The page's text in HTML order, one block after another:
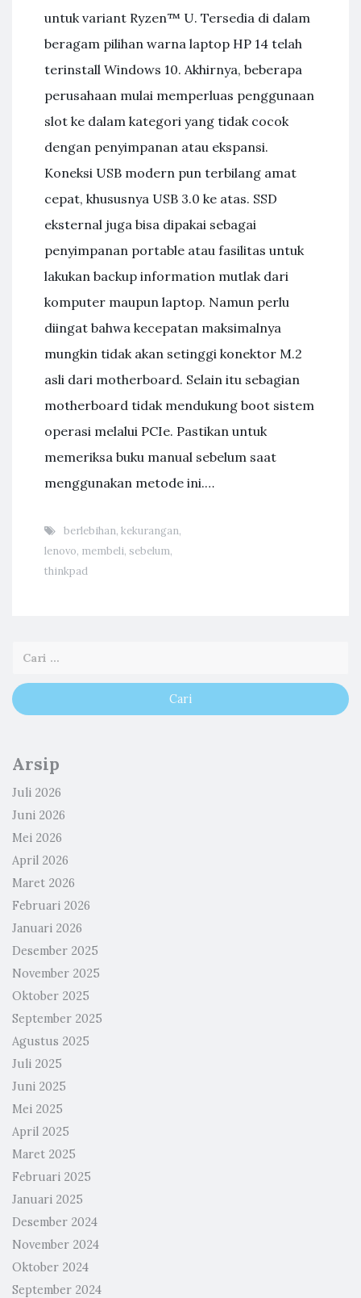
untuk variant Ryzen™ U. Tersedia di dalam
beragam pilihan warna laptop HP 14 telah
terinstall Windows 10. Akhirnya, beberapa
perusahaan mulai memperluas penggunaan
slot ke dalam kategori yang tidak cocok
dengan penyimpanan atau ekspansi.
Koneksi USB modern pun terbilang amat
cepat, khususnya USB 3.0 ke atas. SSD
eksternal juga bisa dipakai sebagai
penyimpanan portable atau fasilitas untuk
lakukan backup information mutlak dari
komputer maupun laptop. Namun perlu
diingat bahwa kecepatan maksimalnya
mungkin tidak akan setinggi konektor M.2
asli dari motherboard. Selain itu sebagian
motherboard tidak mendukung boot sistem
operasi melalui PCIe. Pastikan untuk
memeriksa buku manual sebelum saat
menggunakan metode ini.…
berlebihan, kekurangan,
lenovo, membeli, sebelum,
thinkpad
Arsip
Juli 2026
Juni 2026
Mei 2026
April 2026
Maret 2026
Februari 2026
Januari 2026
Desember 2025
November 2025
Oktober 2025
September 2025
Agustus 2025
Juli 2025
Juni 2025
Mei 2025
April 2025
Maret 2025
Februari 2025
Januari 2025
Desember 2024
November 2024
Oktober 2024
September 2024